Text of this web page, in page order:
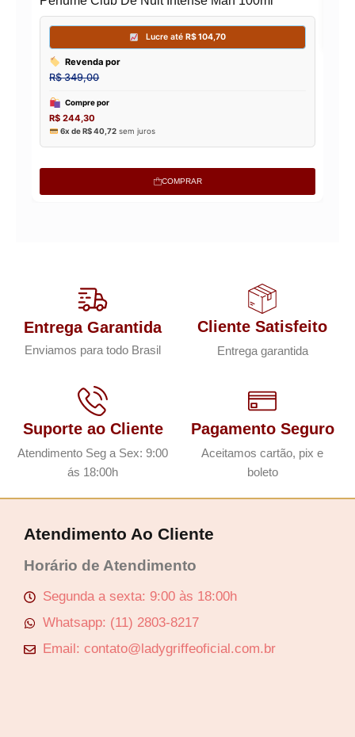
COMPRAR
Entrega Garantida
Enviamos para todo Brasil
Cliente Satisfeito
Entrega garantida
Suporte ao Cliente
Atendimento Seg a Sex: 9:00
ás 18:00h
Pagamento Seguro
Aceitamos cartão, pix e
boleto
Atendimento Ao Cliente
Horário de Atendimento
Segunda a sexta: 9:00 às 18:00h
Whatsapp: (11) 2803-8217
Email: contato@ladygriffeoficial.com.br